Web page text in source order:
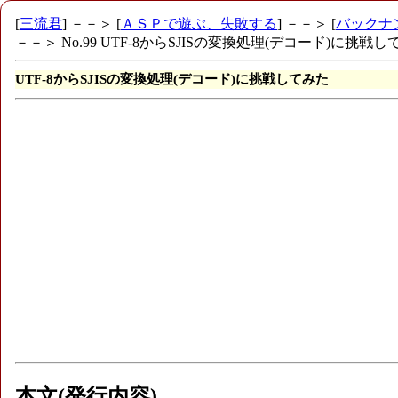
[三流君] －－＞ [ ＡＳＰで遊ぶ、失敗する] －－＞ [バックナ
－－＞ No.99 UTF-8からSJISの変換処理(デコード)に挑戦し
UTF-8からSJISの変換処理(デコード)に挑戦してみた